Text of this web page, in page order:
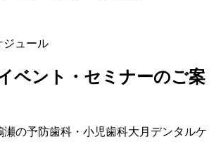
ジュール
ベント・セミナーのご案
瀬の予防歯科・小児歯科大月デンタルケ